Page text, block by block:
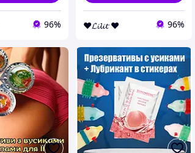
96% ❤𝓛𝓲𝓵𝓲𝓽 ❤ 96%